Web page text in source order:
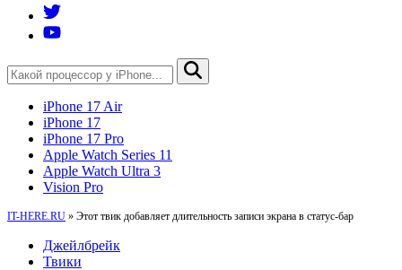
iPhone 17 Air
iPhone 17
iPhone 17 Pro
Apple Watch Series 11
Apple Watch Ultra 3
Vision Pro
IT-HERE.RU » Этот твик добавляет длительность записи экрана в статус-бар
Джейлбрейк
Твики